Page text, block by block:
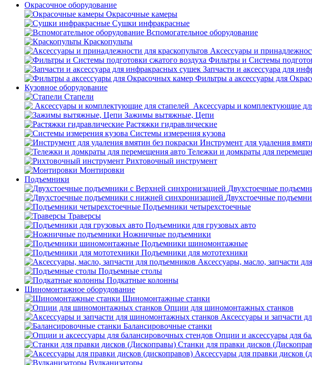
Окрасочное оборудование
Окрасочные камеры
Сушки инфракрасные
Вспомогательное оборудование
Краскопульты
Аксессуары и
Фильтры и Системы
Запчасти и аксессуара для
Фильтры а аксессуары для
Кузовное оборудование
Стапели
Аксессуары и комплектующие
Зажимы вытяжные, Цепи
Растяжки гидравлические
Системы измерения кузова
Инструмент для удаления
Тележки и домкраты для
Рихтовочный инструмент
Монтировки
Подъемники
Двухстоечные
Двухстоечные
Подъемники четырехстоечные
Траверсы
Подъемники для грузовых авто
Ножничные подъемники
Подъемники шиномонтажные
Подъемники для мототехники
Аксессуары, масло, запчасти
Подъемные столы
Подкатные колонны
Шиномонтажное оборудование
Шиномонтажные станки
Опции для шиномонтажных станков
Аксессуары и запчасти
Балансировочные станки
Опции и аксессуары для
Станки для правки дисков
Аксессуары для правки дисков
Вулканизаторы